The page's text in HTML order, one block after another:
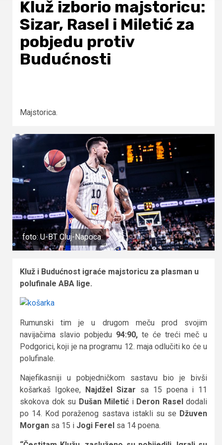
Kluž izborio majstoricu:
Sizar, Rasel i Miletić za
pobjedu protiv
Budućnosti
Majstorica.
foto: U-BT Cluj-Napoca
Kluž i Budućnost igraće majstoricu za plasman u
polufinale ABA lige.
Rumunski tim je u drugom meču prod svojim
navijačima slavio pobjedu 94:90, te će treći meč u
Podgorici, koji je na programu 12. maja odlučiti ko će u
polufinale.
Najefikasniji u pobjedničkom sastavu bio je bivši
košarkaš Igokee, Najdžel Sizar sa 15 poena i 11
skokova dok su Dušan Miletić i Deron Rasel dodali
po 14. Kod poraženog sastava istakli su se Džuven
Morgan sa 15 i Jogi Ferel sa 14 poena.